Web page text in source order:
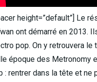
height=”default”] Le
ont démarré en 2013.
pop. On y retrouvera le
époque des Metronomy
: rentrer dans la tête et ne